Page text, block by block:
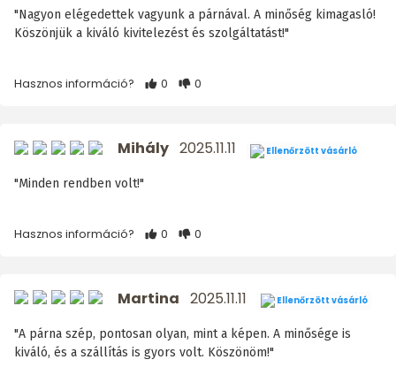
"Nagyon elégedettek vagyunk a párnával. A minőség kimagasló!
Köszönjük a kiváló kivitelezést és szolgáltatást!"
Hasznos információ? 0 0
Mihály 2025.11.11 Ellenőrzött vásárló
"Minden rendben volt!"
Hasznos információ? 0 0
Martina 2025.11.11 Ellenőrzött vásárló
"A párna szép, pontosan olyan, mint a képen. A minősége is
kiváló, és a szállítás is gyors volt. Köszönöm!"